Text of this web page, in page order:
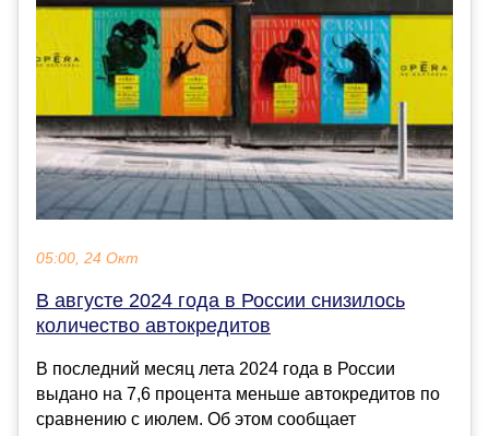
05:00, 24 Окт
В августе 2024 года в России снизилось
количество автокредитов
В последний месяц лета 2024 года в России
выдано на 7,6 процента меньше автокредитов по
сравнению с июлем. Об этом сообщает